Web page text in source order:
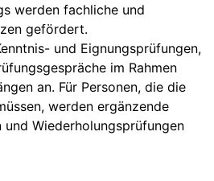
werden fachliche und
gefördert.
und Eignungsprüfungen,
im Rahmen
an. Für Personen, die die
werden ergänzende
und Wiederholungsprüfungen